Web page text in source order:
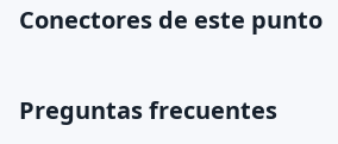
Conectores de este punto
Preguntas frecuentes